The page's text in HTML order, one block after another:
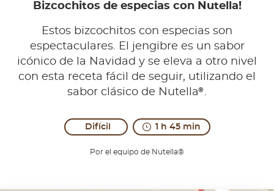
Bizcochitos de especias con Nutella!
Estos bizcochitos con especias son
espectaculares. El jengibre es un sabor
icónico de la Navidad y se eleva a otro nivel
con esta receta fácil de seguir, utilizando el
sabor clásico de Nutella®.
Difícil 1 h 45 min
Por el equipo de Nutella®